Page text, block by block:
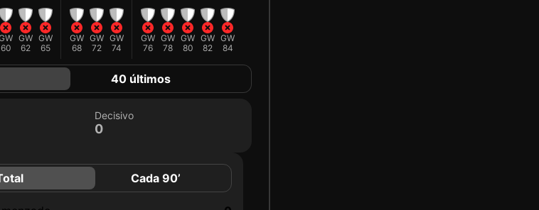
60
GW
62
GW
65
GW
68
GW
72
GW
74
GW
76
GW
78
GW
80
GW
82
GW
84
40 últimos
Decisivo
0
Cada 90’